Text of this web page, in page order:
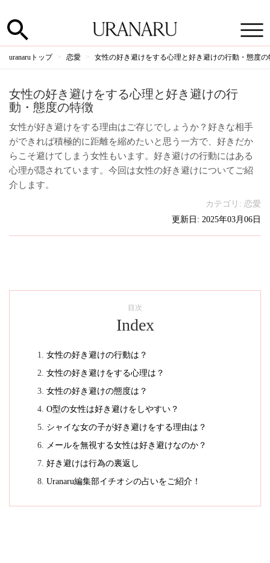
uranaruトップ 恋愛 女性の好き避けをする心理と好き避けの行動・態度の
女性の好き避けをする心理と好き避けの行
動・態度の特徴
女性が好き避けをする理由はご存じでしょうか？好きな相手
ができれば積極的に距離を縮めたいと思う一方で、好きだか
らこそ避けてしまう女性もいます。好き避けの行動にはある
心理が隠されています。今回は女性の好き避けについてご紹
介します。
カテゴリ: 恋愛
更新日: 2025年03月06日
目次
Index
女性の好き避けの行動は？
女性の好き避けをする心理は？
女性の好き避けの態度は？
O型の女性は好き避けをしやすい？
シャイな女の子が好き避けをする理由は？
メールを無視する女性は好き避けなのか？
好き避けは行為の裏返し
Uranaru編集部イチオシの占いをご紹介！